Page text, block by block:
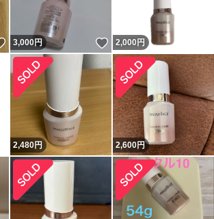
いいね！
3,000円 いいね！
2,000 円
2,480円 2,600円